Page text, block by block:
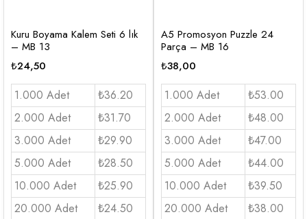
Kuru Boyama Kalem Seti 6 lık
– MB 13
₺24,50
1.000 Adet
₺36.20
2.000 Adet
₺31.70
3.000 Adet
₺29.90
5.000 Adet
₺28.50
10.000 Adet
₺25.90
20.000 Adet
₺24.50
A5 Promosyon Puzzle 24
Parça – MB 16
₺38,00
1.000 Adet
₺53.00
2.000 Adet
₺48.00
3.000 Adet
₺47.00
5.000 Adet
₺44.00
10.000 Adet
₺39.50
20.000 Adet
₺38.00